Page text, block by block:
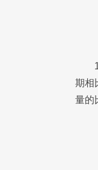
期相
量的